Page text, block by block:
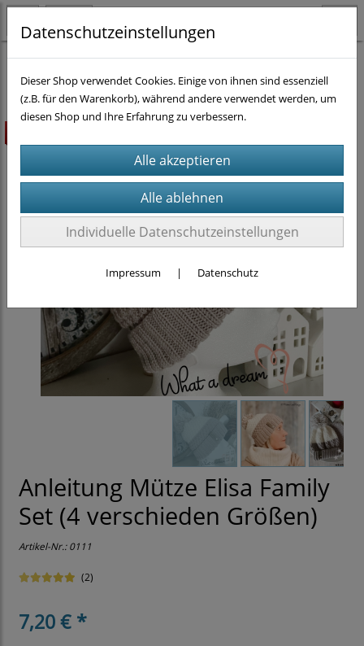
Strickanleitungen
Anleitung Mütze Elisa Family
Set (4 verschieden Größen)
Artikel-Nr.:0111
(2)
7,20 € *
Datenschutzeinstellungen
Dieser Shop verwendet Cookies. Einige von ihnen sind essenziell
(z.B. für den Warenkorb), während andere verwendet werden, um
diesen Shop und Ihre Erfahrung zu verbessern.
Individuelle Datenschutzeinstellungen
Impressum | Datenschutz